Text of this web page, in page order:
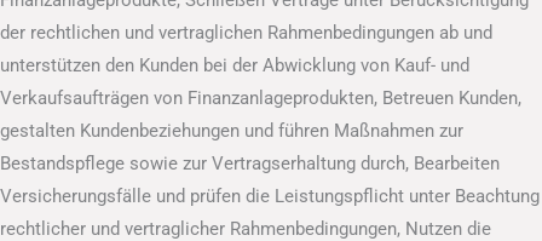
der rechtlichen und vertraglichen Rahmenbedingungen ab und
unterstützen den Kunden bei der Abwicklung von Kauf- und
Verkaufsaufträgen von Finanzanlageprodukten, Betreuen Kunden,
gestalten Kundenbeziehungen und führen Maßnahmen zur
Bestandspflege sowie zur Vertragserhaltung durch, Bearbeiten
Versicherungsfälle und prüfen die Leistungspflicht unter Beachtung
rechtlicher und vertraglicher Rahmenbedingungen, Nutzen die